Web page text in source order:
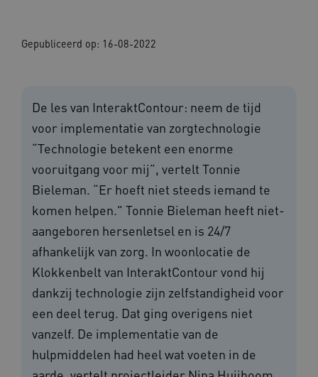
Gepubliceerd op: 16-08-2022
De les van InteraktContour: neem de tijd
voor implementatie van zorgtechnologie
“Technologie betekent een enorme
vooruitgang voor mij”, vertelt Tonnie
Bieleman. “Er hoeft niet steeds iemand te
komen helpen." Tonnie Bieleman heeft niet-
aangeboren hersenletsel en is 24/7
afhankelijk van zorg. In woonlocatie de
Klokkenbelt van InteraktContour vond hij
dankzij technologie zijn zelfstandigheid voor
een deel terug. Dat ging overigens niet
vanzelf. De implementatie van de
hulpmiddelen had heel wat voeten in de